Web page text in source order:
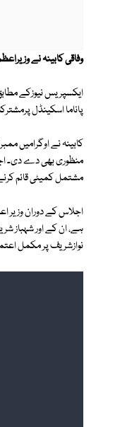
وفاقی کابینہ نے
ایکسپریس نیوزکے
پاناما اسکینڈل
کابینہ نے اوگرامیں
منظوری بھی دے دی۔
مشتمل کمیٹی قائم
ہے، ان کے اور شہباز
نوازشریف پر مکمل